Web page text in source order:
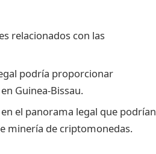
relacionados con las
podría proporcionar
Guinea-Bissau.
el panorama legal que podrían
minería de criptomonedas.